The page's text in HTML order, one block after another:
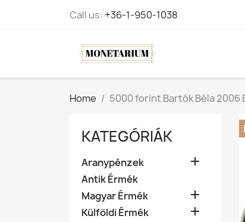
Call us: +36-1-950-1038
Home 5000 forint Bartók Béla 2006
KATEGÓRIÁK
Aranypénzek 
Antik Érmék
Magyar Érmék

Külföldi Érmék 